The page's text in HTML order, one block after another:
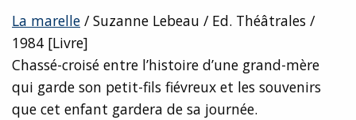
La marelle / Suzanne Lebeau / Ed. Théâtrales /
1984 [Livre]
Chassé-croisé entre l’histoire d’une grand-mère
qui garde son petit-fils fiévreux et les souvenirs
que cet enfant gardera de sa journée.